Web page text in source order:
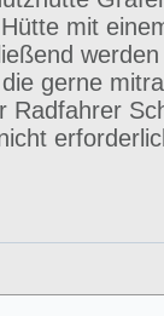
mit
gerne
Radfahrer